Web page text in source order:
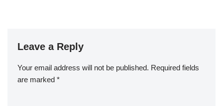
Leave a Reply
Your email address will not be published. Required fields
are marked *